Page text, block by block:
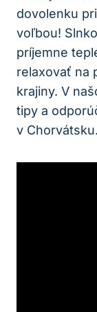
dovolenku
voľbou!
príjemne
relaxovať na
krajiny. V
tipy a
v Chorvátsku.